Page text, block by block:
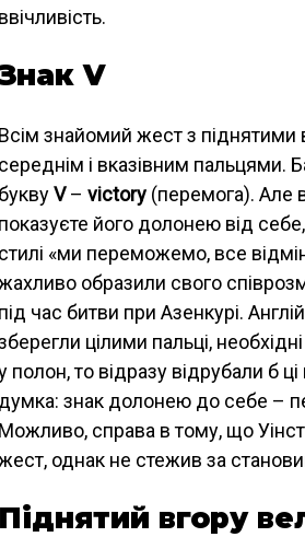
ввічливість.
V
Всім знайомий жест з піднятими
середнім і вказівним пальцями.
буквуV– victory(перемога). Але
показуєте його долонею від
стилі «ми переможемо, все
образили свого
під час битви при Азенкурі.
цілими пальці,
полон, то відразу відрубали б
думка: знак долонею до себе –
Можливо, справа в тому, що
однак не стежив за
Піднятий вгору